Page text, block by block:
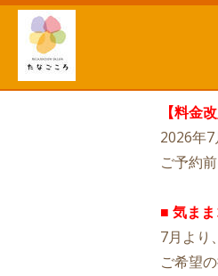
【料金
2026年7
ご予約
■ 気ま
7月より
ご希望